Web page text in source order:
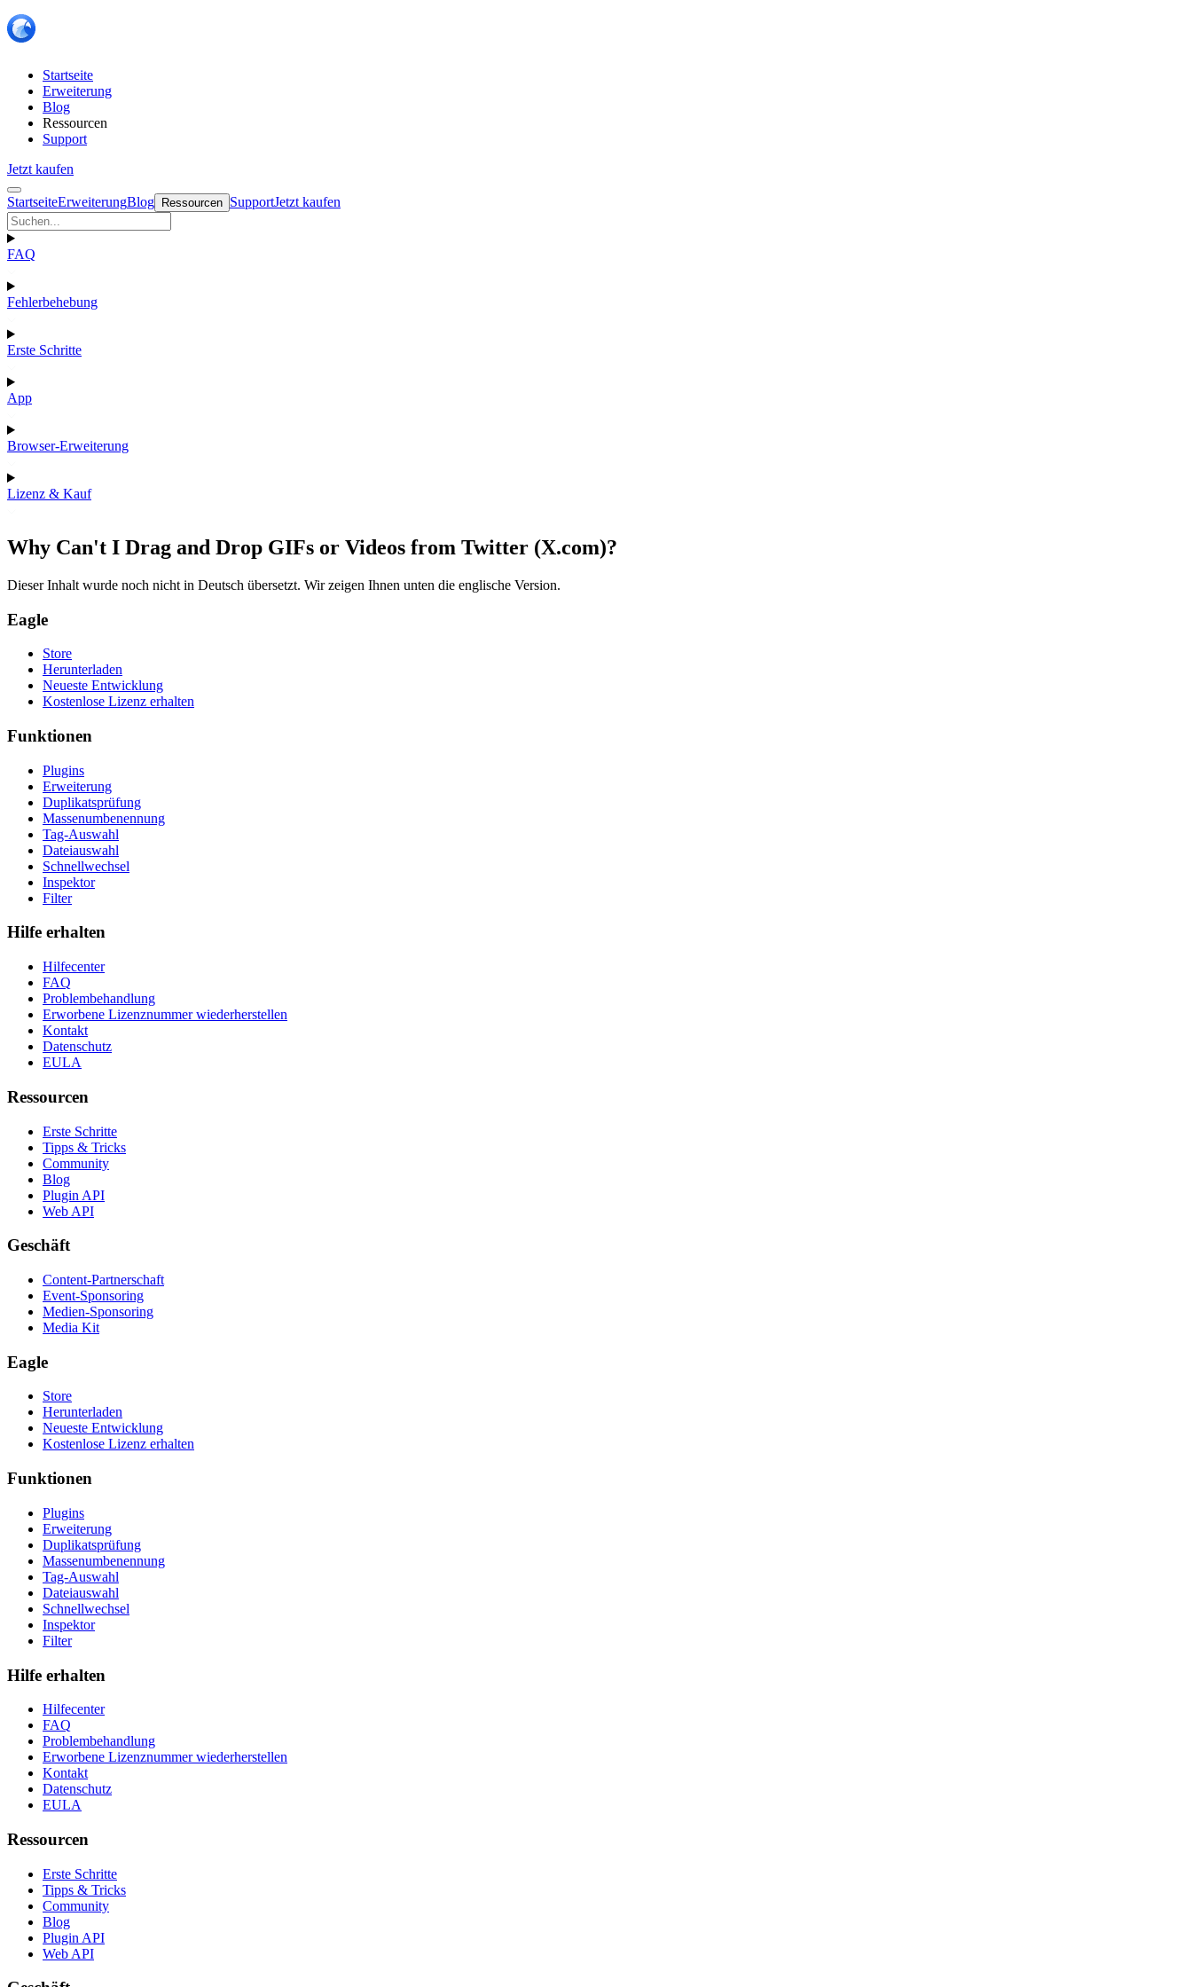
Startseite
Erweiterung
Blog
Ressourcen
Support
Jetzt kaufen
StartseiteErweiterungBlog Ressourcen SupportJetzt kaufen
FAQ
Fehlerbehebung
Erste Schritte
App
Browser-Erweiterung
Lizenz & Kauf
Why Can't I Drag and Drop GIFs or Videos from Twitter (X.com)?
Dieser Inhalt wurde noch nicht in Deutsch übersetzt. Wir zeigen Ihnen unten die englische Version.
Eagle
Store
Herunterladen
Neueste Entwicklung
Kostenlose Lizenz erhalten
Funktionen
Plugins
Erweiterung
Duplikatsprüfung
Massenumbenennung
Tag-Auswahl
Dateiauswahl
Schnellwechsel
Inspektor
Filter
Hilfe erhalten
Hilfecenter
FAQ
Problembehandlung
Erworbene Lizenznummer wiederherstellen
Kontakt
Datenschutz
EULA
Ressourcen
Erste Schritte
Tipps & Tricks
Community
Blog
Plugin API
Web API
Geschäft
Content-Partnerschaft
Event-Sponsoring
Medien-Sponsoring
Media Kit
Eagle
Store
Herunterladen
Neueste Entwicklung
Kostenlose Lizenz erhalten
Funktionen
Plugins
Erweiterung
Duplikatsprüfung
Massenumbenennung
Tag-Auswahl
Dateiauswahl
Schnellwechsel
Inspektor
Filter
Hilfe erhalten
Hilfecenter
FAQ
Problembehandlung
Erworbene Lizenznummer wiederherstellen
Kontakt
Datenschutz
EULA
Ressourcen
Erste Schritte
Tipps & Tricks
Community
Blog
Plugin API
Web API